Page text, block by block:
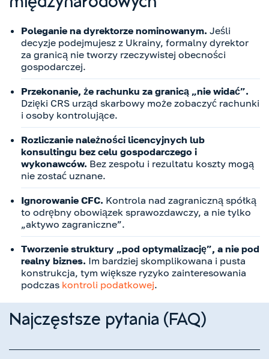
międzynarodowych
Poleganie na dyrektorze nominowanym. Jeśli
decyzje podejmujesz z Ukrainy, formalny dyrektor
za granicą nie tworzy rzeczywistej obecności
gospodarczej.
Przekonanie, że rachunku za granicą „nie widać”.
Dzięki CRS urząd skarbowy może zobaczyć rachunki
i osoby kontrolujące.
Rozliczanie należności licencyjnych lub
konsultingu bez celu gospodarczego i
wykonawców. Bez zespołu i rezultatu koszty mogą
nie zostać uznane.
Ignorowanie CFC. Kontrola nad zagraniczną spółką
to odrębny obowiązek sprawozdawczy, a nie tylko
„aktywo zagraniczne”.
Tworzenie struktury „pod optymalizację”, a nie pod
realny biznes. Im bardziej skomplikowana i pusta
konstrukcja, tym większe ryzyko zainteresowania
podczas kontroli podatkowej.
Najczęstsze pytania (FAQ)